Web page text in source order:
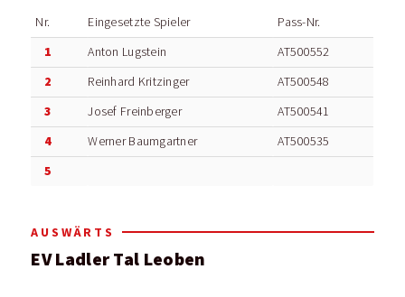
Nr. Eingesetzte Spieler Pass-Nr.
1 Anton Lugstein AT500552
2 Reinhard Kritzinger AT500548
3 Josef Freinberger AT500541
4 Werner Baumgartner AT500535
5
AUSWÄRTS
EV Ladler Tal Leoben